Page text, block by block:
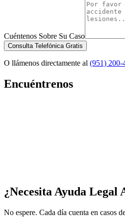
Cuéntenos Sobre Su Caso
Consulta Telefónica Gratis
O llámenos directamente al (951) 200-
Encuéntrenos
¿Necesita Ayuda Legal
No espere. Cada día cuenta en casos